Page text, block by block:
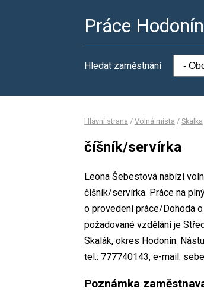
Práce Hodonín
Hledat zaměstnání
Hlavní strana / Volná místa / Skalka
číšník/servírka
Leona Šebestová nabízí
číšník/servírka. Práce na
o provedení práce/Dohoda
požadované vzdělání je
Skalák, okres Hodonín.
tel.: 777740143, e-mail:
Poznámka